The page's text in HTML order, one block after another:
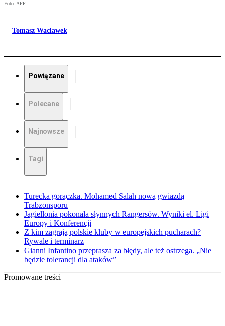
Foto: AFP
Tomasz Wacławek
Powiązane
Polecane
Najnowsze
Tagi
Turecka gorączka. Mohamed Salah nową gwiazdą
Trabzonsporu
Jagiellonia pokonała słynnych Rangersów. Wyniki el. Ligi
Europy i Konferencji
Z kim zagrają polskie kluby w europejskich pucharach?
Rywale i terminarz
Gianni Infantino przeprasza za błędy, ale też ostrzega. „Nie
będzie tolerancji dla ataków”
Promowane treści